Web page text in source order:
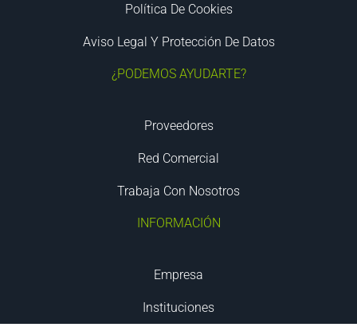
Política De Cookies
Aviso Legal Y Protección De Datos
¿PODEMOS AYUDARTE?
Proveedores
Red Comercial
Trabaja Con Nosotros
INFORMACIÓN
Empresa
Instituciones